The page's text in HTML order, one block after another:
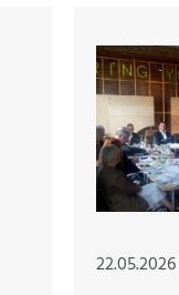
22.05.2026